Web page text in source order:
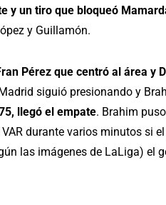
y un tiro que bloqueó
y Guillamón.
Pérez que centró al área y
siguió presionando y
llegó el empate. Brahim
durante varios minutos si
las imágenes de LaLiga) el